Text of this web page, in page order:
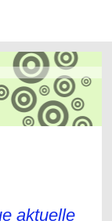
aktuelle